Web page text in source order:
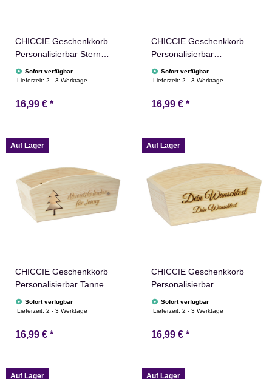
CHICCIE Geschenkkorb
Personalisierbar Stern
Wunschtext 24x13x8cm
Abgerundet Präsentkorb
Holzkiste Weihnachten
Sofort verfügbar
Lieferzeit:2 - 3 Werktage
16,99 € *
CHICCIE Geschenkkorb
Personalisierbar
Sternschnuppe Wunschtext
24x13x8cm Abgerundet
Geschenkidee Holzkiste
Adventskalender
Sofort verfügbar
Lieferzeit:2 - 3 Werktage
16,99 € *
Auf Lager
CHICCIE Geschenkkorb
Personalisierbar Tanne
Wunschtext 24x13x8cm
Abgerundet Präsentkorb
Holzkiste Weihnachten
Sofort verfügbar
Lieferzeit:2 - 3 Werktage
16,99 € *
Auf Lager
CHICCIE Geschenkkorb
Personalisierbar
Wunschtext 24x13x8cm
Abgerundet Präsentkorb
Holzkiste Hochzeit
Sofort verfügbar
Lieferzeit:2 - 3 Werktage
16,99 € *
Auf Lager Auf Lager